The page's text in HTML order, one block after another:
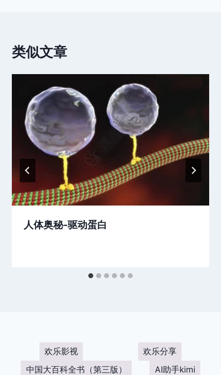
类似文章
人体奥秘-驱动蛋白
欢乐影视
欢乐分享
中国大百科全书（第三版）
AI助手kimi